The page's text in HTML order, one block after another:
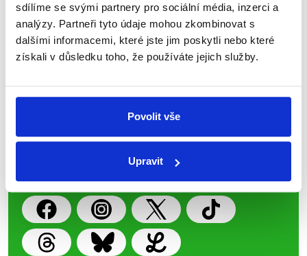
sdílíme se svými partnery pro sociální média, inzerci a
analýzy. Partneři tyto údaje mohou zkombinovat s
dalšími informacemi, které jste jim poskytli nebo které
získali v důsledku toho, že používáte jejich služby.
Povolit vše
Upravit
Newsletter WhatsApp
Nenechte si ujít nejnovější události
z Demagog.cz. Sdílením našich
příspěvků přátelům podpoříte naši